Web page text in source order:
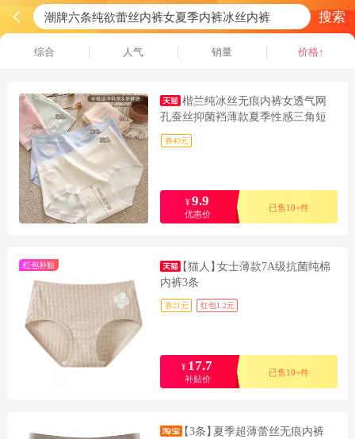
搜索
综合 人气 销量 价格↑
楷兰纯冰丝无痕内裤女透气网
孔蚕丝抑菌裆薄款夏季性感三角短
裤头
券40元
¥9.9
优惠价
已售10+件
红包补贴 【猫人】女士薄款7A级抗菌纯棉
内裤3条
券21元 红包1.2元
¥ 17.7
补贴价
已售10+件
【3条】夏季超薄蕾丝无痕内裤